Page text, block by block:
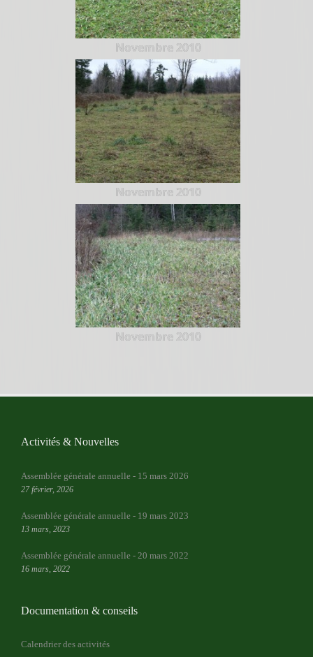
Novembre 2010
Novembre 2010
Novembre 2010
Activités & Nouvelles
Assemblée générale annuelle - 15 mars 2026
27 février, 2026
Assemblée générale annuelle - 19 mars 2023
13 mars, 2023
Assemblée générale annuelle - 20 mars 2022
16 mars, 2022
Documentation & conseils
Calendrier des activités